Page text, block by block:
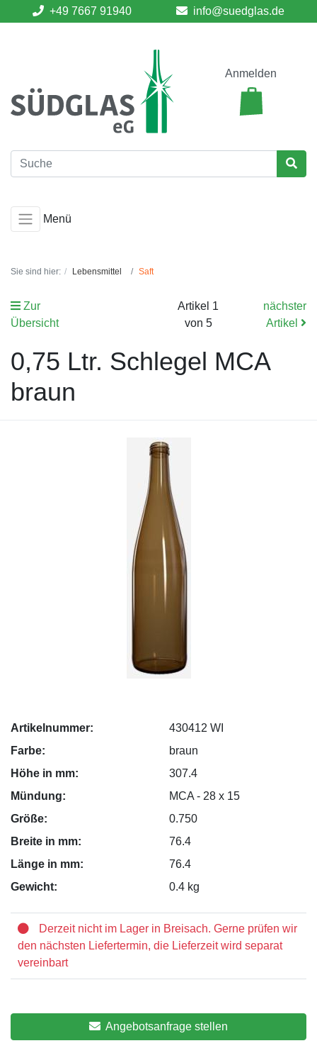
+49 7667 91940 info@suedglas.de
Anmelden
Menü
Sie sind hier: Lebensmittel Saft
Zur
Übersicht
Artikel 1
von 5
nächster
Artikel
0,75 Ltr. Schlegel MCA
braun
Artikelnummer:
430412 WI
Farbe:
braun
Höhe in mm:
307.4
Mündung:
MCA - 28 x 15
Größe:
0.750
Breite in mm:
76.4
Länge in mm:
76.4
Gewicht:
0.4 kg
Derzeit nicht im Lager in Breisach. Gerne prüfen wir
den nächsten Liefertermin, die Lieferzeit wird separat
vereinbart
Angebotsanfrage stellen